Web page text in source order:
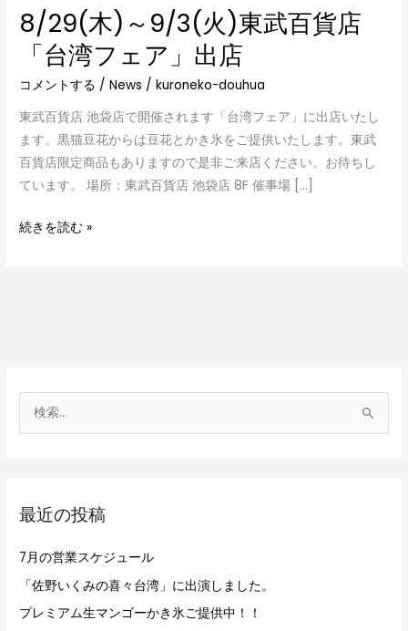
8/29(木)～9/3(火)東武百貨店
「台湾フェア」出店
コメントする /News /kuroneko-douhua
東武百貨店 池袋店で開催されます「台湾フェア」に出店いたし
ます。黒猫豆花からは豆花とかき氷をご提供いたします。東武
百貨店限定商品もありますので是非ご来店ください。お待ちし
ています。 場所：東武百貨店 池袋店 8F 催事場 […]
出
店
続きを読む »
索
:最近の投稿
7月の営業スケジュール
「佐野いくみの喜々台湾」に出演しました。
プレミアム生マンゴーかき氷ご提供中！！